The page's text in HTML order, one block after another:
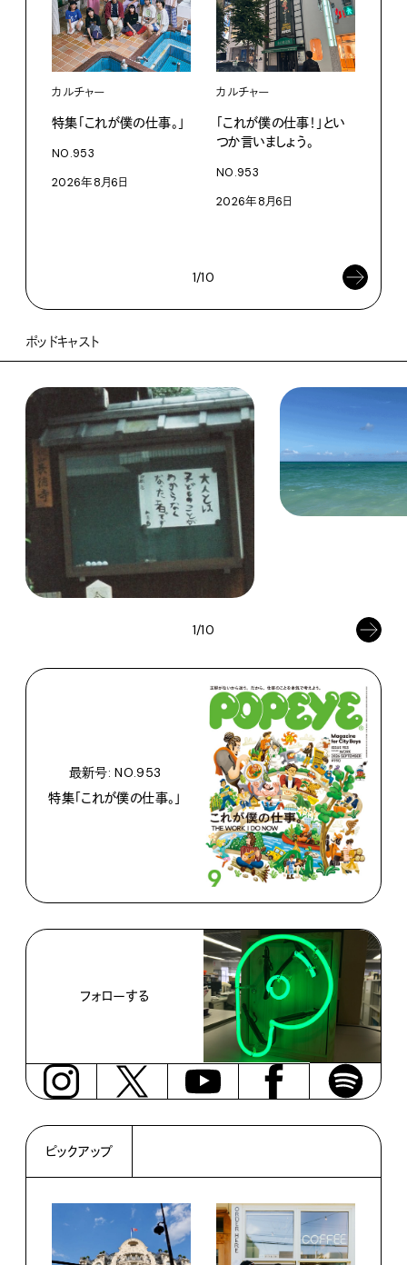
カルチャー
特集「これが僕の仕事。」
NO.953
2026年8月6日
カルチャー
「これが僕の仕事！」とい
つか言いましょう。
NO.953
2026年8月6日
1/10
ポッドキャスト
1/10
最新号: NO.953
特集「これが僕の仕事。」
フォローする
ピックアップ